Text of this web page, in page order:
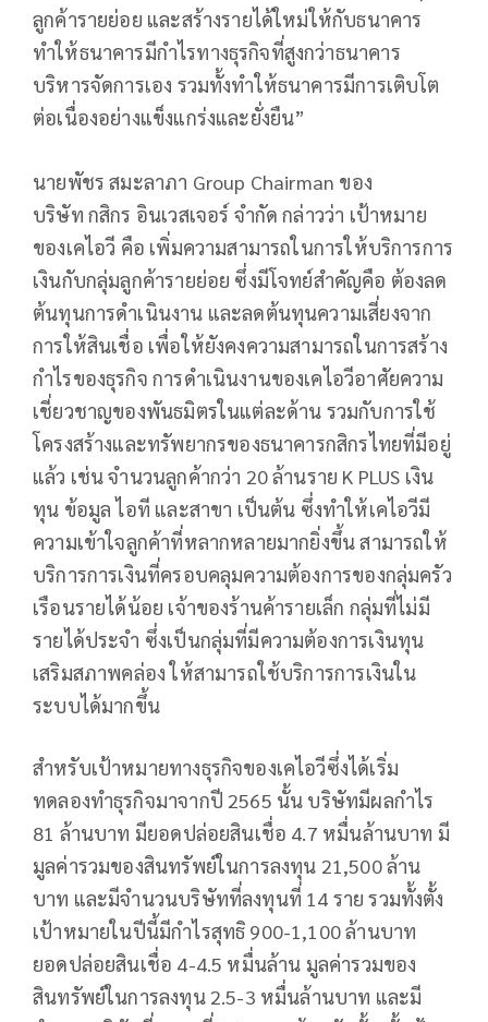
ลูกค้ารายย่อย และสร้างรายได้ใหม่ให้กับธนาคาร
ทำให้ธนาคารมีกำไรทางธุรกิจที่สูงกว่าธนาคาร
บริหารจัดการเอง รวมทั้งทำให้ธนาคารมีการเติบโต
ต่อเนื่องอย่างแข็งแกร่งและยั่งยืน”
นายพัชร สมะลาภา Group Chairman ของ
บริษัท กสิกร อินเวสเจอร์ จำกัด กล่าวว่า เป้าหมาย
ของเคไอวี คือ เพิ่มความสามารถในการให้บริการการ
เงินกับกลุ่มลูกค้ารายย่อย ซึ่งมีโจทย์สำคัญคือ ต้องลด
ต้นทุนการดำเนินงาน และลดต้นทุนความเสี่ยงจาก
การให้สินเชื่อ เพื่อให้ยังคงความสามารถในการสร้าง
กำไรของธุรกิจ การดำเนินงานของเคไอวีอาศัยความ
เชี่ยวชาญของพันธมิตรในแต่ละด้าน รวมกับการใช้
โครงสร้างและทรัพยากรของธนาคารกสิกรไทยที่มีอยู่
แล้ว เช่น จำนวนลูกค้ากว่า 20 ล้านราย K PLUS เงิน
ทุน ข้อมูล ไอที และสาขา เป็นต้น ซึ่งทำให้เคไอวีมี
ความเข้าใจลูกค้าที่หลากหลายมากยิ่งขึ้น สามารถให้
บริการการเงินที่ครอบคลุมความต้องการของกลุ่มครัว
เรือนรายได้น้อย เจ้าของร้านค้ารายเล็ก กลุ่มที่ไม่มี
รายได้ประจำ ซึ่งเป็นกลุ่มที่มีความต้องการเงินทุน
เสริมสภาพคล่อง ให้สามารถใช้บริการการเงินใน
ระบบได้มากขึ้น
สำหรับเป้าหมายทางธุรกิจของเคไอวีซึ่งได้เริ่ม
ทดลองทำธุรกิจมาจากปี 2565 นั้น บริษัทมีผลกำไร
81 ล้านบาท มียอดปล่อยสินเชื่อ 4.7 หมื่นล้านบาท มี
มูลค่ารวมของสินทรัพย์ในการลงทุน 21,500 ล้าน
บาท และมีจำนวนบริษัทที่ลงทุนที่ 14 ราย รวมทั้งตั้ง
เป้าหมายในปีนี้มีกำไรสุทธิ 900-1,100 ล้านบาท
ยอดปล่อยสินเชื่อ 4-4.5 หมื่นล้าน มูลค่ารวมของ
สินทรัพย์ในการลงทุน 2.5-3 หมื่นล้านบาท และมี